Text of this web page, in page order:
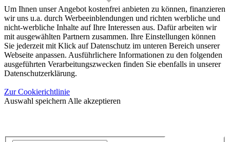
Um Ihnen unser Angebot kostenfrei anbieten zu können, finanzieren
wir uns u.a. durch Werbeeinblendungen und richten werbliche und
nicht-werbliche Inhalte auf Ihre Interessen aus. Dafür arbeiten wir
mit ausgewählten Partnern zusammen. Ihre Einstellungen können
Sie jederzeit mit Klick auf Datenschutz im unteren Bereich unserer
Webseite anpassen. Ausführlichere Informationen zu den folgenden
ausgeführten Verarbeitungszwecken finden Sie ebenfalls in unserer
Datenschutzerklärung.
Zur Cookierichtlinie
Auswahl speichern Alle akzeptieren